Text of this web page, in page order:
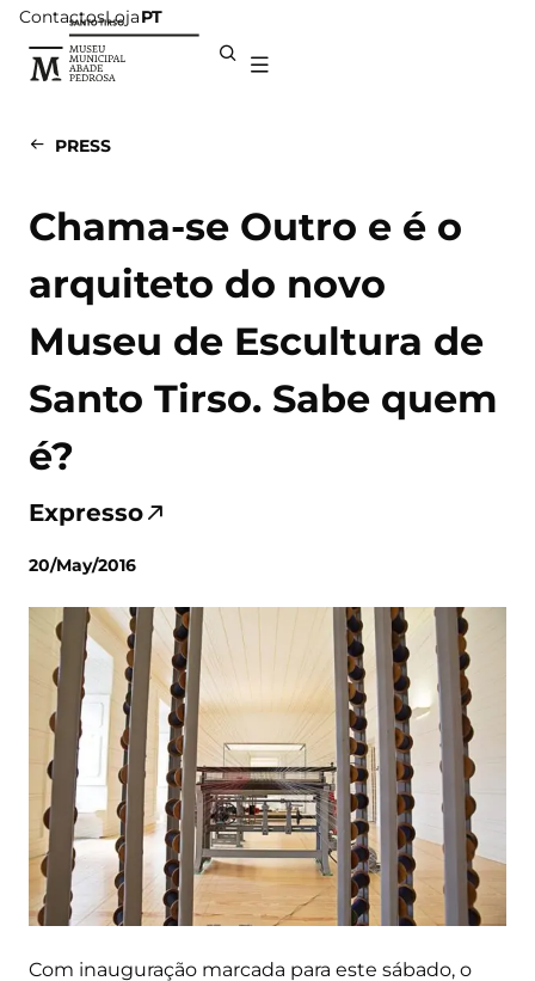
ContactosLojaPT
PRESS
Chama-se Outro e é o
arquiteto do novo
Museu de Escultura de
Santo Tirso. Sabe quem
é?
Expresso
20/May/2016
Com inauguração marcada para este sábado, o